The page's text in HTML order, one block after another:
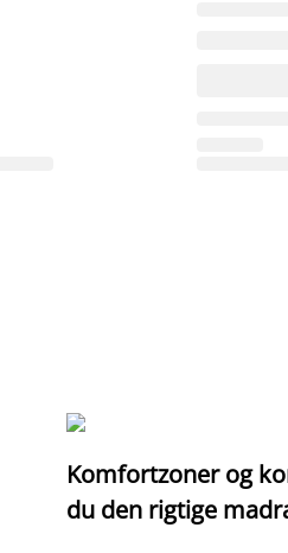
Komfortzoner og
du den rigtige